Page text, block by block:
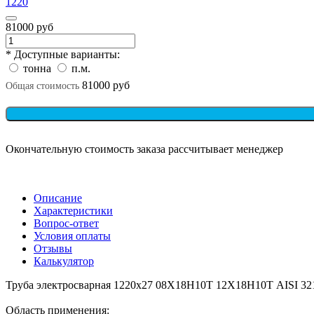
81000 руб
* Доступные варианты:
тонна
п.м.
Общая стоимость 81000 руб
Окончательную стоимость заказа рассчитывает менеджер
Описание
Характеристики
Вопрос-ответ
Условия оплаты
Отзывы
Калькулятор
Труба электросварная 1220х27 08Х18Н10Т 12Х18Н10Т AISI
Область применения: